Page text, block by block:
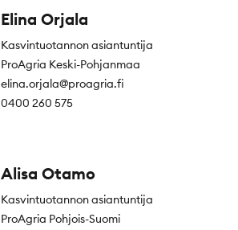
Elina Orjala
Kasvintuotannon asiantuntija
ProAgria Keski-Pohjanmaa
elina.orjala@proagria.fi
0400 260 575
Alisa Otamo
Kasvintuotannon asiantuntija
ProAgria Pohjois-Suomi